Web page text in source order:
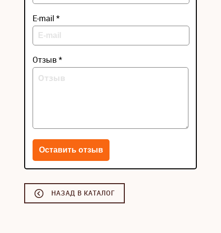
E-mail *
Отзыв *
НАЗАД В КАТАЛОГ